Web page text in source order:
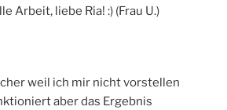
Arbeit, liebe Ria! :) (Frau U.)
weil ich mir nicht vorstellen
aber das Ergebnis